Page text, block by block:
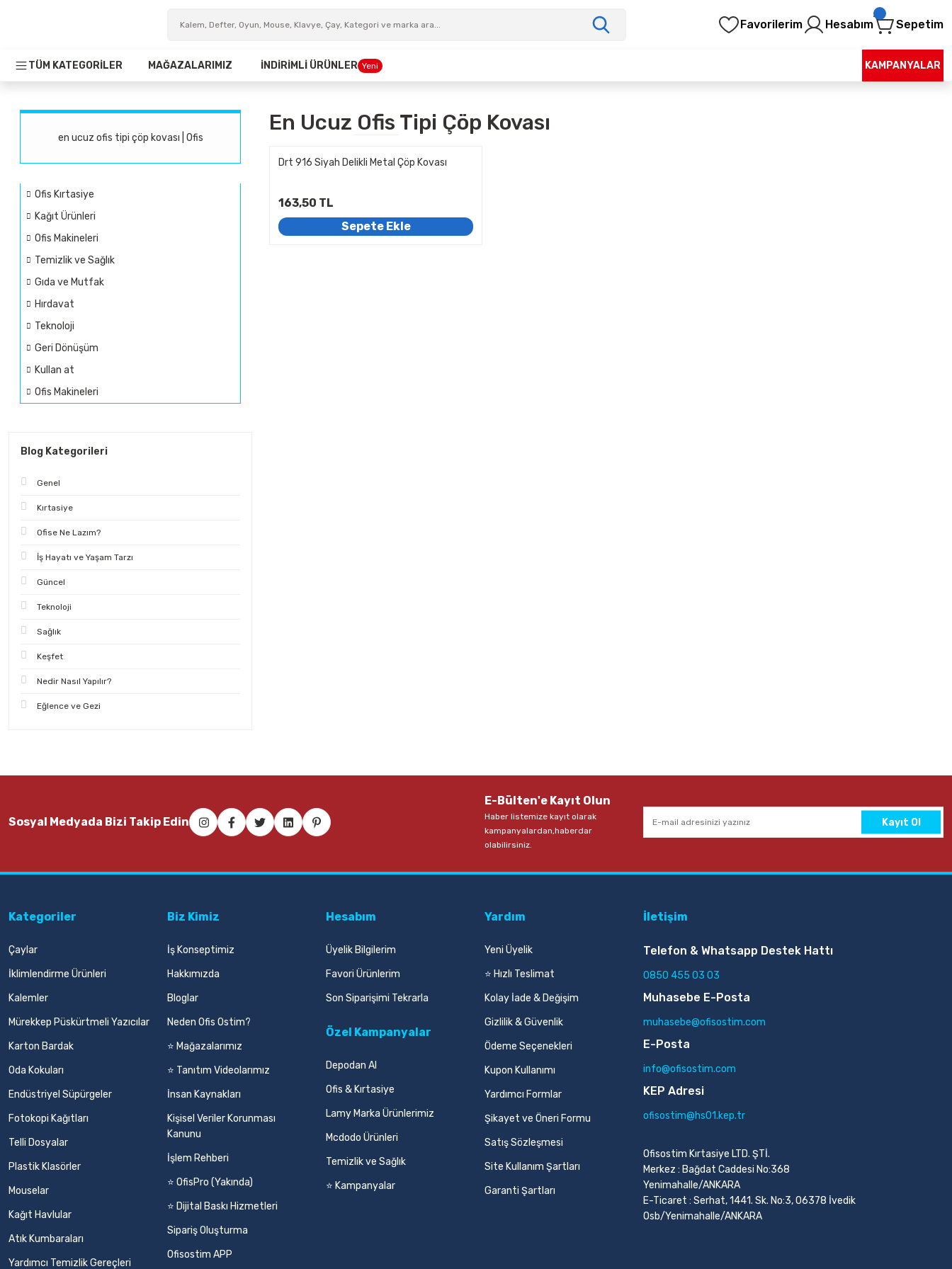
Favorilerim Hesabım Sepetim
TÜM KATEGORİLER MAĞAZALARIMIZ İNDİRİMLİ ÜRÜNLER Yeni KAMPANYALAR
en ucuz ofis tipi çöp kovası | Ofis
Ofis Kırtasiye
Kağıt Ürünleri
Ofis Makineleri
Temizlik ve Sağlık
Gıda ve Mutfak
Hırdavat
Teknoloji
Geri Dönüşüm
Kullan at
Ofis Makineleri
Blog Kategorileri
Genel
Kırtasiye
Ofise Ne Lazım?
İş Hayatı ve Yaşam Tarzı
Güncel
Teknoloji
Sağlık
Keşfet
Nedir Nasıl Yapılır?
Eğlence ve Gezi
En Ucuz Ofis Tipi Çöp Kovası
Drt 916 Siyah Delikli Metal Çöp Kovası
163,50 TL
Sepete Ekle
Sosyal Medyada Bizi Takip Edin
E-Bülten'e Kayıt Olun
Haber listemize kayıt olarak
kampanyalardan,haberdar
olabilirsiniz.
Kayıt Ol
Kategoriler
Çaylar
İklimlendirme Ürünleri
Kalemler
Mürekkep Püskürtmeli Yazıcılar
Karton Bardak
Oda Kokuları
Endüstriyel Süpürgeler
Fotokopi Kağıtları
Telli Dosyalar
Plastik Klasörler
Mouselar
Kağıt Havlular
Atık Kumbaraları
Yardımcı Temizlik Gereçleri
Biz Kimiz
İş Konseptimiz
Hakkımızda
Bloglar
Neden Ofis Ostim?
⭐ Mağazalarımız
⭐ Tanıtım Videolarımız
İnsan Kaynakları
Kişisel Veriler Korunması
Kanunu
İşlem Rehberi
⭐ OfisPro (Yakında)
⭐ Dijital Baskı Hizmetleri
Sipariş Oluşturma
Ofisostim APP
Hesabım
Üyelik Bilgilerim
Favori Ürünlerim
Son Siparişimi Tekrarla
Özel Kampanyalar
Depodan Al
Ofis & Kırtasiye
Lamy Marka Ürünlerimiz
Mcdodo Ürünleri
Temizlik ve Sağlık
⭐ Kampanyalar
Yardım
Yeni Üyelik
⭐ Hızlı Teslimat
Kolay İade & Değişim
Gizlilik & Güvenlik
Ödeme Seçenekleri
Kupon Kullanımı
Yardımcı Formlar
Şikayet ve Öneri Formu
Satış Sözleşmesi
Site Kullanım Şartları
Garanti Şartları
İletişim
Telefon & Whatsapp Destek Hattı
0850 455 03 03
Muhasebe E-Posta
muhasebe@ofisostim.com
E-Posta
info@ofisostim.com
KEP Adresi
ofisostim@hs01.kep.tr
Ofisostim Kırtasiye LTD. ŞTİ.
Merkez : Bağdat Caddesi No:368
Yenimahalle/ANKARA
E-Ticaret : Serhat, 1441. Sk. No:3, 06378 İvedik
Osb/Yenimahalle/ANKARA